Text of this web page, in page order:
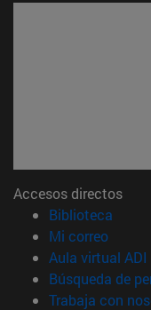
Accesos directos
Biblioteca
Mi correo(abre
Aula virtual ADI
Búsqueda de
Trabaja con